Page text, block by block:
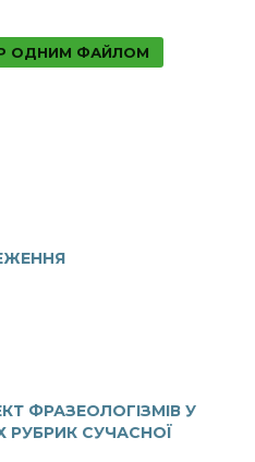
ОДНИМ ФАЙЛОМ
ФРАЗЕОЛОГІЗМІВ У
РУБРИК СУЧАСНОЇ